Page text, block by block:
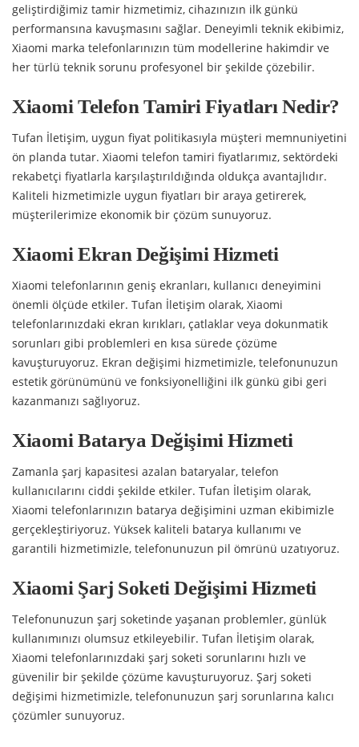
geliştirdiğimiz tamir hizmetimiz, cihazınızın ilk günkü
performansına kavuşmasını sağlar. Deneyimli teknik ekibimiz,
Xiaomi marka telefonlarınızın tüm modellerine hakimdir ve
her türlü teknik sorunu profesyonel bir şekilde çözebilir.
Xiaomi Telefon Tamiri Fiyatları Nedir?
Tufan İletişim, uygun fiyat politikasıyla müşteri memnuniyetini
ön planda tutar. Xiaomi telefon tamiri fiyatlarımız, sektördeki
rekabetçi fiyatlarla karşılaştırıldığında oldukça avantajlıdır.
Kaliteli hizmetimizle uygun fiyatları bir araya getirerek,
müşterilerimize ekonomik bir çözüm sunuyoruz.
Xiaomi Ekran Değişimi Hizmeti
Xiaomi telefonlarının geniş ekranları, kullanıcı deneyimini
önemli ölçüde etkiler. Tufan İletişim olarak, Xiaomi
telefonlarınızdaki ekran kırıkları, çatlaklar veya dokunmatik
sorunları gibi problemleri en kısa sürede çözüme
kavuşturuyoruz. Ekran değişimi hizmetimizle, telefonunuzun
estetik görünümünü ve fonksiyonelliğini ilk günkü gibi geri
kazanmanızı sağlıyoruz.
Xiaomi Batarya Değişimi Hizmeti
Zamanla şarj kapasitesi azalan bataryalar, telefon
kullanıcılarını ciddi şekilde etkiler. Tufan İletişim olarak,
Xiaomi telefonlarınızın batarya değişimini uzman ekibimizle
gerçekleştiriyoruz. Yüksek kaliteli batarya kullanımı ve
garantili hizmetimizle, telefonunuzun pil ömrünü uzatıyoruz.
Xiaomi Şarj Soketi Değişimi Hizmeti
Telefonunuzun şarj soketinde yaşanan problemler, günlük
kullanımınızı olumsuz etkileyebilir. Tufan İletişim olarak,
Xiaomi telefonlarınızdaki şarj soketi sorunlarını hızlı ve
güvenilir bir şekilde çözüme kavuşturuyoruz. Şarj soketi
değişimi hizmetimizle, telefonunuzun şarj sorunlarına kalıcı
çözümler sunuyoruz.